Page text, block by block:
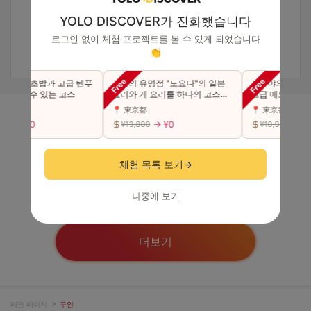
YOLO DISCOVER가 진화했습니다
로그인 없이 체험 프로젝트를 볼 수 있게 되었습니다
👏
급 초밥과 고급 텐푸
길 수 있는 코스
긴자의 유명점 "도요다"의 일본
요리와 게 요리를 하나의 코스에
서 사치스럽게 맛본다（동반 가
능）
📍 東京都
¥13,800 → ¥0
시부야의 초인기
고급 에도마에 초
카세 코스를 만끽
📍 東京都
¥10,980
체험 목록 보기→
나중에 보기
모니터
더보기
메인 페이지 구인